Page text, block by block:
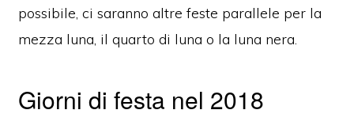
possibile, ci saranno altre feste parallele per la
mezza luna, il quarto di luna o la luna nera.
Giorni di festa nel 2018